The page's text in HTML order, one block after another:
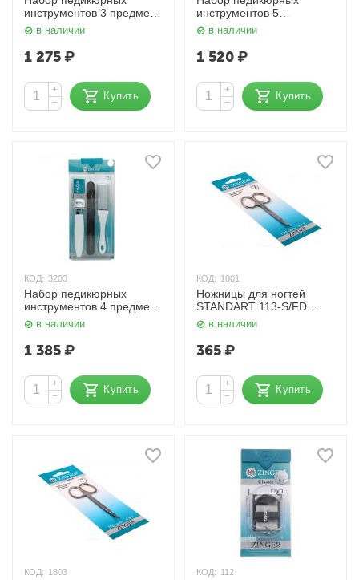
инструментов 3 предмета
Classic zo-Sis-60 Zinger
в наличии
1 275₽
+
−
Купить
инструментов 5
предметов Classic SIS-63
Zinger
в наличии
1 520₽
+
−
Купить
КОД: 3203
Набор педикюрных
инструментов 4 предмета
Classic Sis-68 Zinger
в наличии
1 385₽
+
−
Купить
КОД: 1801
Ножницы для ногтей
STANDART 113-S/FD
Zinger
в наличии
365₽
+
−
Купить
КОД: 1803 КОД: 112